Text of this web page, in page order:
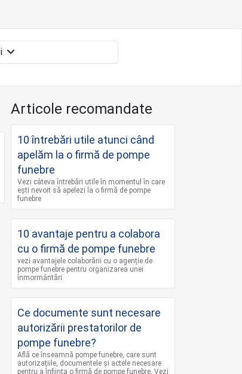
Articole recomandate
10 întrebări utile atunci când
apelăm la o firmă de pompe
funebre
Vezi câteva întrebări utile în momentul în care
ești nevoit să apelezi la o firmă de pompe
funebre
10 avantaje pentru a colabora
cu o firmă de pompe funebre
vezi avantajele colaborării cu o agenție de
pompe funebre pentru organizarea unei
înmormântări
Ce documente sunt necesare
autorizării prestatorilor de
pompe funebre?
Află ce înseamnă pompe funebre, care sunt
autorizațiile, documentele și actele necesare
pentru a înființa o firmă de pompe funebre. Vezi